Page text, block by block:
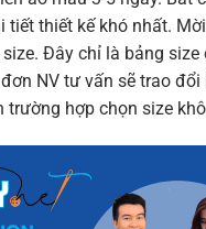
tiết thiết kế khó nhất.
Đây chỉ là bảng size
NV tư vấn sẽ trao đổi
trường hợp chọn size